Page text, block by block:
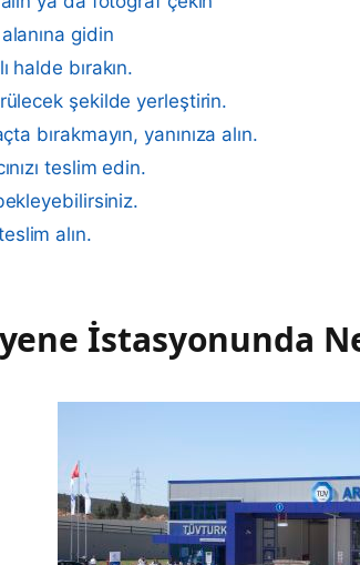
gidin
halde bırakın.
şekilde yerleştirin.
bırakmayın, yanınıza alın.
teslim edin.
alın.
İstasyonunda Ne